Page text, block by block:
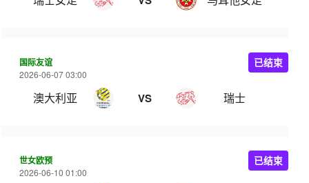
国际友谊
2026-06-07 03:00
澳大利亚 VS 瑞士
已结束
世女欧预
2026-06-10 01:00
已结束